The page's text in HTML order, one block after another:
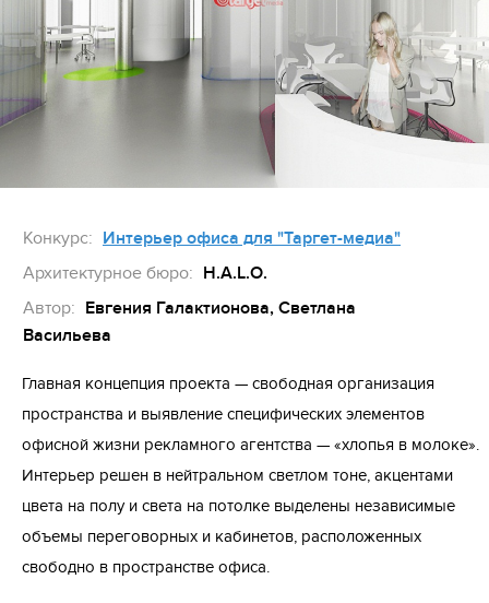
Конкурс: Интерьер офиса для "Таргет-медиа"
Архитектурное бюро: H.A.L.O.
Автор: Евгения Галактионова, Светлана
Васильева
Главная концепция проекта — свободная организация
пространства и выявление специфических элементов
офисной жизни рекламного агентства — «хлопья в молоке».
Интерьер решен в нейтральном светлом тоне, акцентами
цвета на полу и света на потолке выделены независимые
объемы переговорных и кабинетов, расположенных
свободно в пространстве офиса.